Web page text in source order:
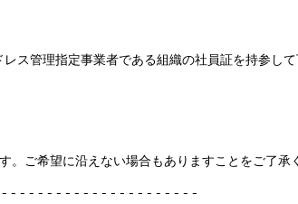
ス管理指定事業者である組織の社員証を持参し
。ご希望に沿えない場合もありますことをご了承